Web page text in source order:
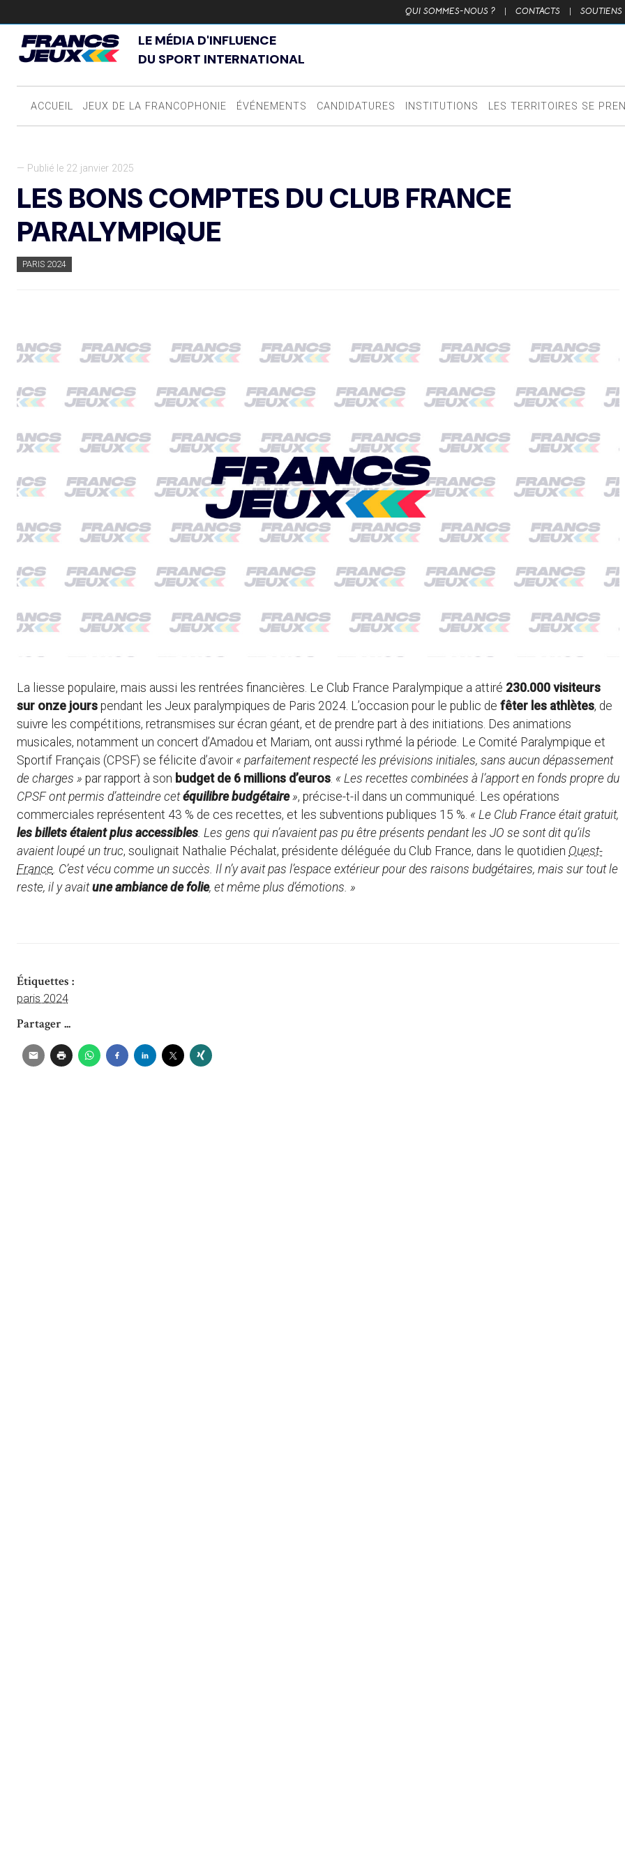
QUI SOMMES-NOUS ? | CONTACTS | SOUTIENS
LE MÉDIA D'INFLUENCE
DU SPORT INTERNATIONAL
ACCUEIL JEUX DE LA FRANCOPHONIE ÉVÉNEMENTS CANDIDATURES INSTITUTIONS LES TERRITOIRES SE
— Publié le 22 janvier 2025
LES BONS COMPTES DU CLUB FRANCE
PARALYMPIQUE
PARIS 2024
La liesse populaire, mais aussi les rentrées financières. Le Club France Paralympique a attiré 230.000 visiteurs
sur onze jours pendant les Jeux paralympiques de Paris 2024. L’occasion pour le public de fêter les athlètes, de
suivre les compétitions, retransmises sur écran géant, et de prendre part à des initiations. Des animations
musicales, notamment un concert d’Amadou et Mariam, ont aussi rythmé la période. Le Comité Paralympique et
Sportif Français (CPSF) se félicite d’avoir« parfaitement respecté les prévisions initiales, sans aucun dépassement
de charges » par rapport à son budget de 6 millions d’euros. « Les recettes combinées à l’apport en fonds propre du
CPSF ont permis d’atteindre cetéquilibre budgétaire», précise-t-il dans un communiqué. Les opérations
commerciales représentent 43 % de ces recettes, et les subventions publiques 15 %. « Le Club France était gratuit,
les billets étaient plus accessibles. Les gens qui n’avaient pas pu être présents pendant les JO se sont dit qu’ils
avaient loupé un truc, soulignait Nathalie Péchalat, présidente déléguée du Club France, dans le quotidien Ouest-
France. C’est vécu comme un succès. Il n’y avait pas l’espace extérieur pour des raisons budgétaires, mais sur tout le
reste, il y avaitune ambiance de folie, et même plus d’émotions. »
Étiquettes :
paris 2024
Partager ...